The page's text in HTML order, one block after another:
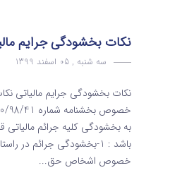
نکات بخشودگی جرایم
سه شنبه , 05 اسفند 1399
نکات بخشودگی جرایم مالیاتی
به بخشودگی کلیه جرائم
باشد : 1-بخشودگی جرائم در
خصوص اشخاص حق...